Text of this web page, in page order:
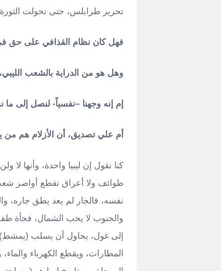
تحرير طرابلس، حتى تحولت الثورة
فهل كان نظام القذافي على حق
وهل هو من الدراية بالشعب
إم إنه وجهنا –نفسياً- لنصل إلى
أم علي تصديق، أن الأزلام هم
كنا نقول إن ليبيا واحدة، وأنها لا
طوائف ولا أعراق تقطع أواصر
نفسه، فالجار لم يعد يطق جاره،
والجنوب لا يحب الشمال، فجأة
إلى غول، يحاول أن يسلب (يمشط)
المطارات، ويقطع الكهرباء